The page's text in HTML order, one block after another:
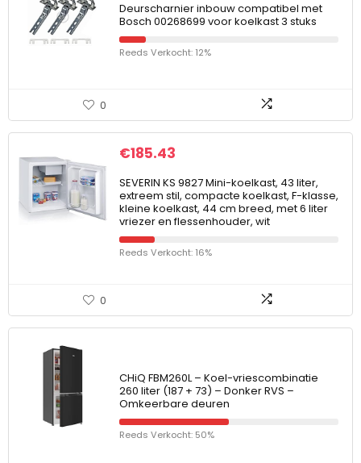
Deurscharnier inbouw compatibel met
Bosch 00268699 voor koelkast 3 stuks
Reeds Verkocht: 12%
0
€185.43
SEVERIN KS 9827 Mini-koelkast, 43 liter,
extreem stil, compacte koelkast, F-klasse,
kleine koelkast, 44 cm breed, met 6 liter
vriezer en flessenhouder, wit
Reeds Verkocht: 16%
0
CHiQ FBM260L – Koel-vriescombinatie
260 liter (187 + 73) – Donker RVS –
Omkeerbare deuren
Reeds Verkocht: 50%